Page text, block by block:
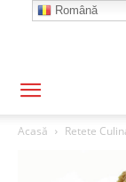
Acasă Retete
Română